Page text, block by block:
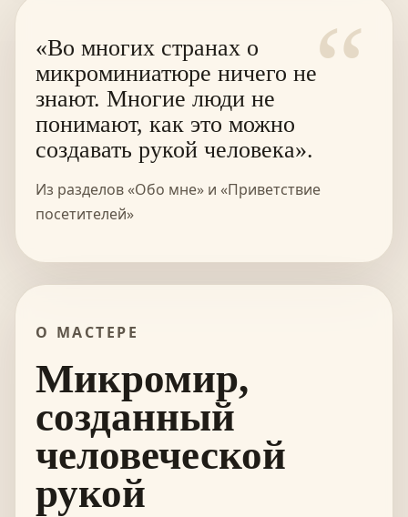
“
«Во многих странах о
микроминиатюре ничего не
знают. Многие люди не
понимают, как это можно
создавать рукой человека».
Из разделов «Обо мне» и «Приветствие
посетителей»
О МАСТЕРЕ
Микромир,
созданный
человеческой
рукой